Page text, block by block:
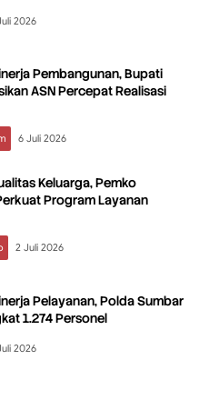
2026
Pembangunan, Bupati
ASN Percepat Realisasi
6 Juli 2026
Keluarga, Pemko
Program Layanan
2 Juli 2026
Pelayanan, Polda Sumbar
1.274 Personel
2026